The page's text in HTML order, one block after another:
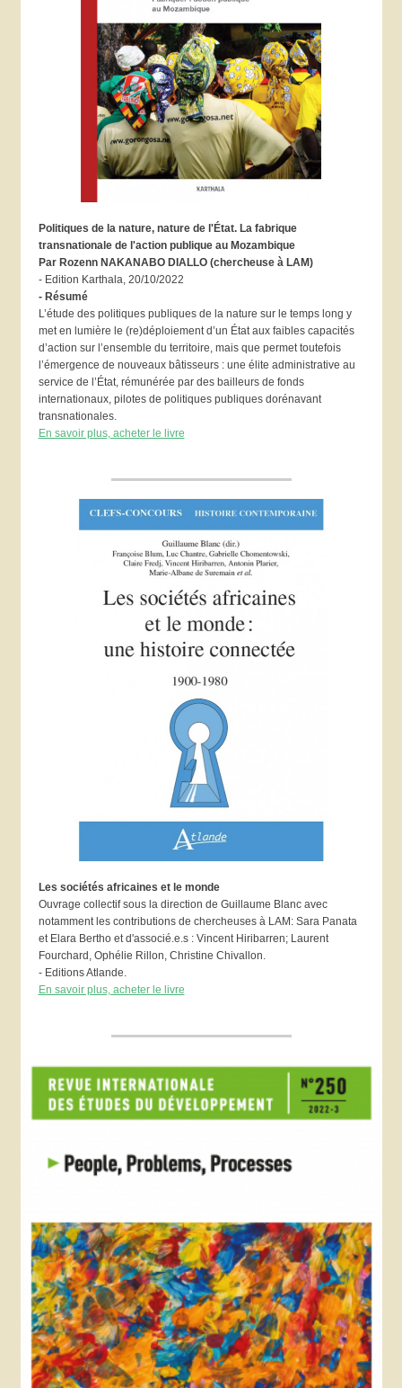
Politiques de la nature, nature de l'État. La fabrique
transnationale de l'action publique au Mozambique
Par Rozenn NAKANABO DIALLO (chercheuse à LAM)
- Edition Karthala, 20/10/2022
- Résumé
L’étude des politiques publiques de la nature sur le temps long y
met en lumière le (re)déploiement d’un État aux faibles capacités
d’action sur l’ensemble du territoire, mais que permet toutefois
l’émergence de nouveaux bâtisseurs : une élite administrative au
service de l’État, rémunérée par des bailleurs de fonds
internationaux, pilotes de politiques publiques dorénavant
transnationales.
En savoir plus, acheter le livre
Les sociétés africaines et le monde
Ouvrage collectif sous la direction de Guillaume Blanc avec
notamment les contributions de chercheuses à LAM: Sara Panata
et Elara Bertho et d'associé.e.s : Vincent Hiribarren; Laurent
Fourchard, Ophélie Rillon, Christine Chivallon.
- Editions Atlande.
En savoir plus, acheter le livre